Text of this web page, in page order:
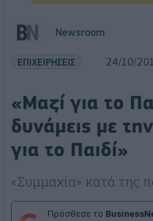
Newsroom
ΕΠΙΧΕΙΡΗΣΕΙΣ 24/10/
«Μαζί για το
δυνάμεις με
για το Παιδί»
«Συμμαχία» κατά της
Πρόσθεσε το